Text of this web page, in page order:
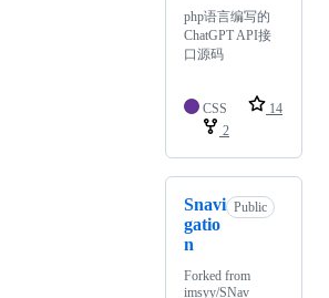
php语言编写的
ChatGPT API接
口源码
CSS
14
2
Snavi
gatio
n
Public
Forked from
imsyy/SNav